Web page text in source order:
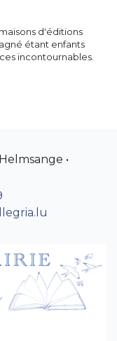
d'éditions
étant enfants
incontournables.
•